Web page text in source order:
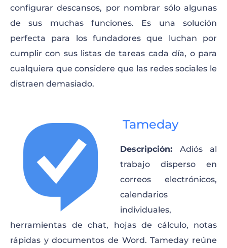
configurar descansos, por nombrar sólo algunas
de sus muchas funciones. Es una solución
perfecta para los fundadores que luchan por
cumplir con sus listas de tareas cada día, o para
cualquiera que considere que las redes sociales le
distraen demasiado.
Tameday
Descripción: Adiós al
trabajo disperso en
correos electrónicos,
calendarios
individuales,
herramientas de chat, hojas de cálculo, notas
rápidas y documentos de Word. Tameday reúne